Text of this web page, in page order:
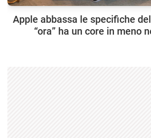
Apple abbassa le specifiche
“ora” ha un core in meno